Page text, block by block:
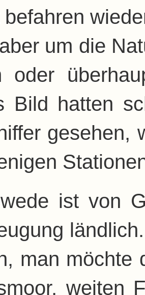
um die
oder
Bild hatten
gesehen,
ist von
man möchte
weiten